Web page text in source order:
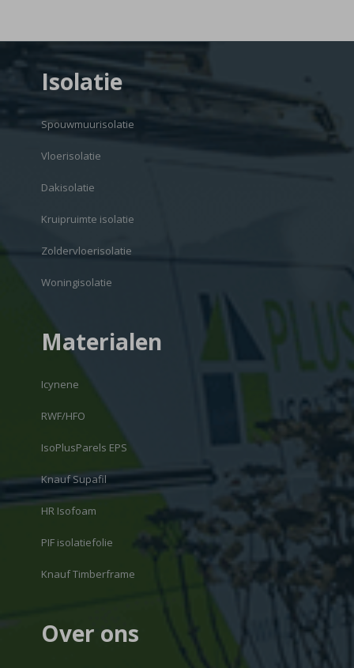
Isolatie
Spouwmuurisolatie
Vloerisolatie
Dakisolatie
Kruipruimte isolatie
Zoldervloerisolatie
Woningisolatie
Materialen
Icynene
RWF/HFO
IsoPlusParels EPS
Knauf Supafil
HR Isofoam
PIF isolatiefolie
Knauf Timberframe
Over ons